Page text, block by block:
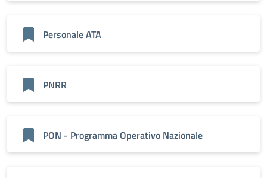
Personale ATA
PNRR
PON - Programma Operativo Nazionale